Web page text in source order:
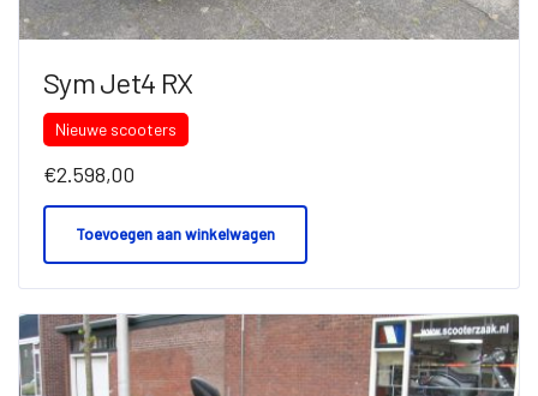
Sym Jet4 RX
Nieuwe scooters
€2.598,00
Toevoegen aan winkelwagen